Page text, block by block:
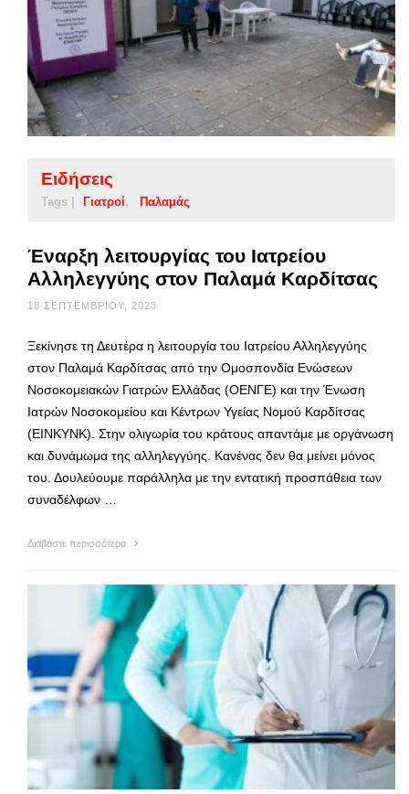
Ειδήσεις
Tags | Γιατροί Παλαμάς
Έναρξη λειτουργίας του Ιατρείου
Αλληλεγγύης στον Παλαμά Καρδίτσας
18 ΣΕΠΤΕΜΒΡΊΟΥ, 2023
Ξεκίνησε τη Δευτέρα η λειτουργία του Ιατρείου Αλληλεγγύης
στον Παλαμά Καρδίτσας από την Ομοσπονδία Ενώσεων
Νοσοκομειακών Γιατρών Ελλάδας (ΟΕΝΓΕ) και την Ένωση
Ιατρών Νοσοκομείου και Κέντρων Υγείας Νομού Καρδίτσας
(ΕΙΝΚΥΝΚ). Στην ολιγωρία του κράτους απαντάμε με οργάνωση
και δυνάμωμα της αλληλεγγύης. Κανένας δεν θα μείνει μόνος
του. Δουλεύουμε παράλληλα με την εντατική προσπάθεια των
συναδέλφων …
Διαβάστε περισσότερα